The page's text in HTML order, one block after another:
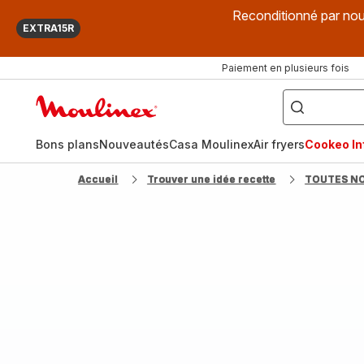
EXTRA15R
Reconditionné par
Paiement en plusieurs fois
["Que
recherchez-
vous
?",
fryer",
"Companion"]
Bons plansNouveautésCasa MoulinexAir fryersCookeo
Accueil Trouver une idée recette TOUTES